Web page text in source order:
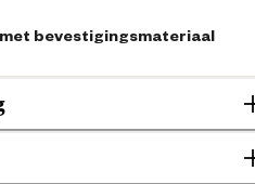
bevestigingsmateriaal